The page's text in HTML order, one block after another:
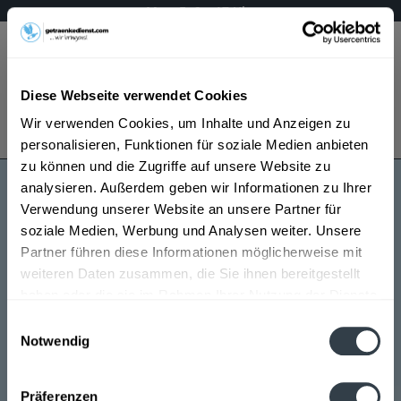
Diese Webseite verwendet Cookies
Wir verwenden Cookies, um Inhalte und Anzeigen zu
personalisieren, Funktionen für soziale Medien anbieten
zu können und die Zugriffe auf unsere Website zu
analysieren. Außerdem geben wir Informationen zu Ihrer
Verwendung unserer Website an unsere Partner für
soziale Medien, Werbung und Analysen weiter. Unsere
Partner führen diese Informationen möglicherweise mit
weiteren Daten zusammen, die Sie ihnen bereitgestellt
Notwendig
Präferenzen
Mo – Fr 9 – 17 Uhr
Menü
Bestellung widerrufen
Es gilt unsere Datenschutzerklärung
Mosketto Wein
Mosketto Wein wird in den folgenden Regionen,
Städten, Orten und Postleitzahl-Gebieten geliefert